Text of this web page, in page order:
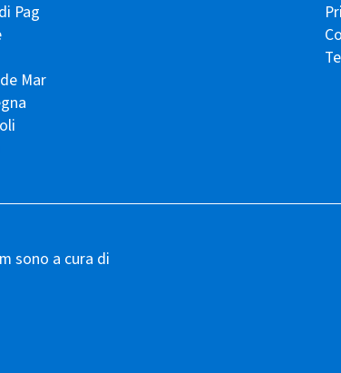
Pag
Mar
sono a cura di